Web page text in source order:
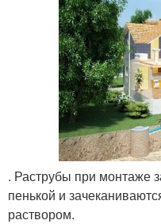
. Раструбы при монтаже
пенькой и
раствором.